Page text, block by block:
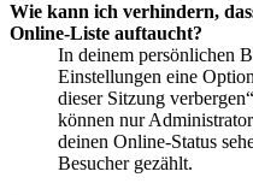
Wie kann ich verhindern,
Online-Liste auftaucht?
In deinem persönlichen
Einstellungen eine
dieser Sitzung
können nur
deinen Online-Status
Besucher gezählt.